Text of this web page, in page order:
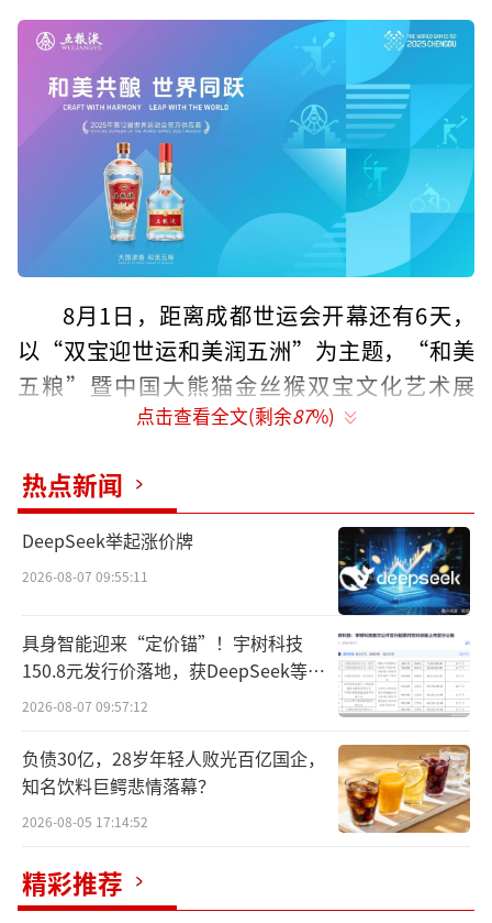
8月1日，距离成都世运会开幕还有6天，
以“双宝迎世运和美润五洲”为主题，“和美
五粮”暨中国大熊猫金丝猴双宝文化艺术展
（以下简称“双宝展”）在成都东部美爵酒店
本次“双宝展”由成都世运会执委会主
办，成都大学中国双宝文化研究中心、四川盛
世双宝文化发展有限公司承办，致力于以多元
艺术展现双宝文化的独特魅力。此前，展览已
在法国巴黎、日本东京及北京、上海、广州等
国内外20余个城市成功举办50余场，成为四川
省中外交流和文旅展示的重要窗口。
点击查看全文(剩余87%)
热点新闻
DeepSeek举起涨价牌
2026-08-07 09:55:11
具身智能迎来“定价锚”！宇树科技
150.8元发行价落地，获DeepSeek等豪
华战配加持
2026-08-07 09:57:12
负债30亿，28岁年轻人败光百亿国企，
知名饮料巨鳄悲情落幕？
2026-08-05 17:14:52
精彩推荐